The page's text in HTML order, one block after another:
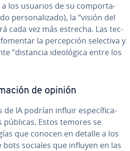
los usuarios de su co­m­po­r­ta­
pe­r­so­na­li­za­do), la “visión del
cada vez más estrecha. Las te­c­
la pe­r­ce­p­ción selectiva y
“distancia ideo­ló­gi­ca entre los
de opinión
de IA podrían influir es­pe­cí­fi­ca­
Estos temores se
que conocen en detalle a los
sociales que influyen en las